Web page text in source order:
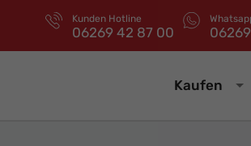
Kunden Hotline
06269 42 87 00
Kaufen